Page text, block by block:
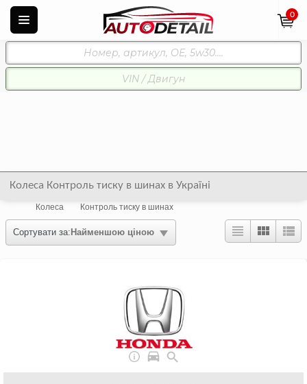
0
Колеса Контроль тиску в шинах в Україні
Колеса Контроль тиску в шинах
Сортувати за: Найменшою ціною